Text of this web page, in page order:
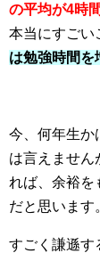
の平均が4時
本当にすごい
は勉強時間を
今、何年生か
は言えません
れば、余裕を
だと思います
すごく謙遜す